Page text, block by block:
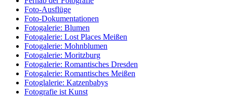
Foto-Ausflüge
Foto-Dokumentationen
Fotogalerie: Blumen
Fotogalerie: Lost Places Meißen
Fotogalerie: Mohnblumen
Fotogalerie: Moritzburg
Fotogalerie: Romantisches Dresden
Fotogalerie: Romantisches Meißen
Fotoglalerie: Katzenbabys
Fotografie ist Kunst